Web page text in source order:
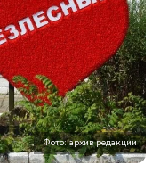
Фото: архив редакции